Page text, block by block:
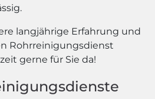
langjährige Erfahrung und
Rohrreinigungsdienst
gerne für Sie da!